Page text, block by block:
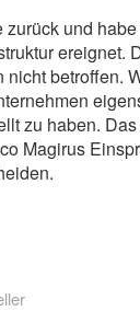
und
ereignet.
betroffen.
zu haben.
Magirus